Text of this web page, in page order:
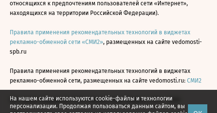
На нашем сайте используются cookie-файлы и технологии
персонализации. Продолжая пользоваться данным сайтом, вы
относящихся к предпочтениям пользователей сети «Интернет»,
находящихся на территории Российской Федерации).
Правила применения рекомендательных технологий в виджетах
рекламно-обменной сети «СМИ2», размещенных на сайте vedomosti-
spb.ru
Правила применения рекомендательных технологий в виджетах
рекламно-обменной сети, размещенных на сайте vedomosti.ru: СМИ2
Все права защищены © АО «Бизнес Ньюс Медиа», 2024 - 2026